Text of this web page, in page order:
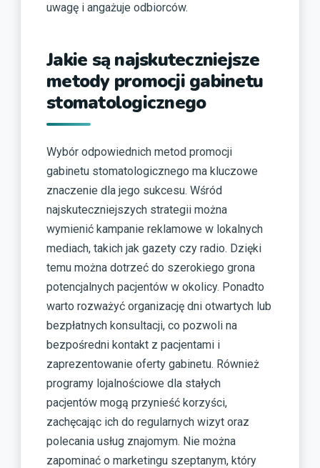
uwagę i angażuje odbiorców.
Jakie są najskuteczniejsze
metody promocji gabinetu
stomatologicznego
Wybór odpowiednich metod promocji
gabinetu stomatologicznego ma kluczowe
znaczenie dla jego sukcesu. Wśród
najskuteczniejszych strategii można
wymienić kampanie reklamowe w lokalnych
mediach, takich jak gazety czy radio. Dzięki
temu można dotrzeć do szerokiego grona
potencjalnych pacjentów w okolicy. Ponadto
warto rozważyć organizację dni otwartych lub
bezpłatnych konsultacji, co pozwoli na
bezpośredni kontakt z pacjentami i
zaprezentowanie oferty gabinetu. Również
programy lojalnościowe dla stałych
pacjentów mogą przynieść korzyści,
zachęcając ich do regularnych wizyt oraz
polecania usług znajomym. Nie można
zapominać o marketingu szeptanym, który